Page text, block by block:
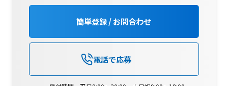
簡単登録 / お問合わせ
電話で応募